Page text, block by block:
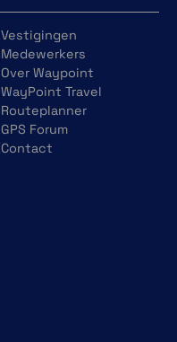
Vestigingen
Medewerkers
Over Waypoint
WayPoint Travel
Routeplanner
GPS Forum
Contact